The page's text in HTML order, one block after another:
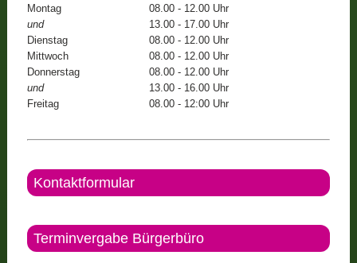
Montag
08.00 - 12.00 Uhr
und
13.00 - 17.00 Uhr
Dienstag
08.00 - 12.00 Uhr
Mittwoch
08.00 - 12.00 Uhr
Donnerstag
08.00 - 12.00 Uhr
und
13.00 - 16.00 Uhr
Freitag
08.00 - 12:00 Uhr
Kontaktformular
Terminvergabe Bürgerbüro